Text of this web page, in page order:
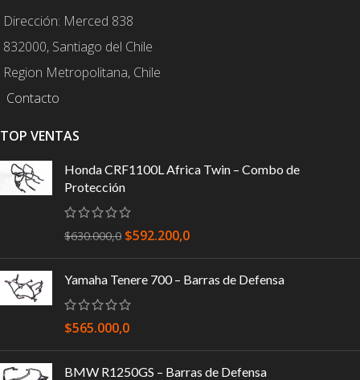
Dirección: Merced 838
832000, Santiago del Chile
Region Metropolitana, Chile
Contacto
TOP VENTAS
Honda CRF1100L Africa Twin – Combo de
Protección
$630.000,0 $592.200,0
Yamaha Tenere 700 – Barras de Defensa
$565.000,0
BMW R1250GS – Barras de Defensa